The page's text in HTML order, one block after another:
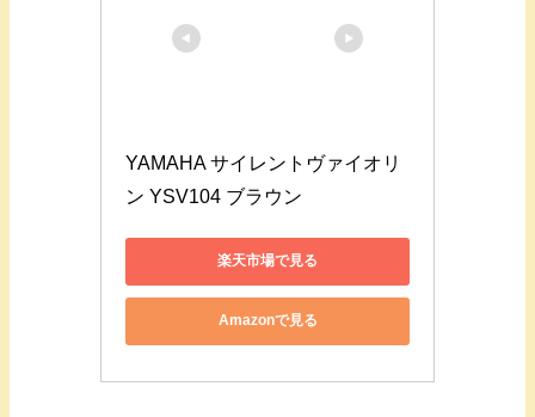
YAMAHA サイレントヴァイオリ
ン YSV104 ブラウン
楽天市場で見る
Amazonで見る